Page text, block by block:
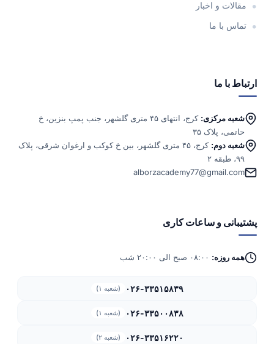
مقالات و اخبار
تماس با ما
ارتباط با ما
شعبه مرکزی:
کرج، انتهای ۴۵ متری گلشهر، جنب پمپ بنزین، خ
حاتمی، پلاک ۳۵
شعبه دوم:
کرج، ۴۵ متری گلشهر، بین خ کوکب و ارغوان شرقی، پلاک
۹۹، طبقه ۲
alborzacademy77@gmail.com
پشتیبانی و ساعات کاری
همه روزه:
۰۲۶-۳۳۵۱۵۸۳۹ (شعبه ۱)
۰۲۶-۳۳۵۰۰۸۳۸ (شعبه ۱)
۰۲۶-۳۳۵۱۶۲۲۰ (شعبه ۲)